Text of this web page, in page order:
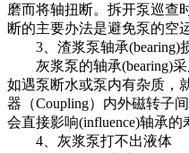
磨而将轴扭断。拆开泵巡查
断的主要办法是避免泵的空
3、渣浆泵轴承(bearing)
灰浆泵的轴承(bearing)采
如遇泵断水或泵内有杂质，
器（Coupling）内外磁转子
会直接影响(influence)轴承的
4、灰浆泵打不出液体